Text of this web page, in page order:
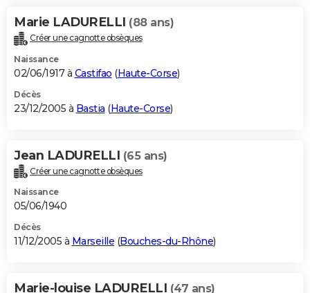
Marie LADURELLI (88 ans)
Créer une cagnotte obsèques
Naissance
02/06/1917 à Castifao (Haute-Corse)
Décès
23/12/2005 à Bastia (Haute-Corse)
Jean LADURELLI (65 ans)
Créer une cagnotte obsèques
Naissance
05/06/1940
Décès
11/12/2005 à Marseille (Bouches-du-Rhône)
Marie-louise LADURELLI (47 ans)